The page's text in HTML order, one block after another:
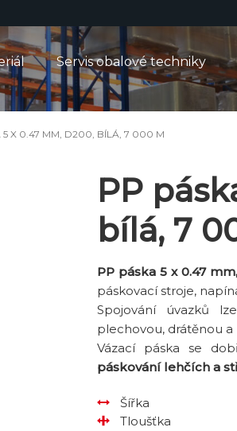
Servis obalové techniky
5 X 0.47 MM, D200, BÍLÁ, 7 000 M
PP
bílá, 7
PP páska 5 x 0.47
páskovací stroje,
Spojování úvazků
plechovou, drátěnou
Vázací páska se
páskování lehčích a
Šířka
Tloušťka